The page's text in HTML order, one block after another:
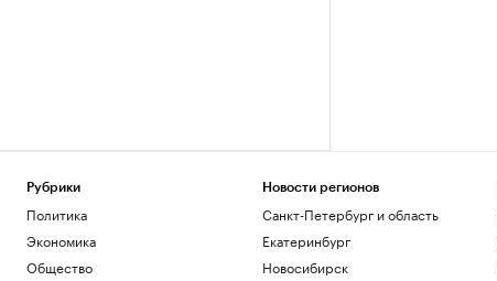
Рубрики
Политика
Экономика
Общество
Новости регионов
Санкт-Петербург и область
Екатеринбург
Новосибирск